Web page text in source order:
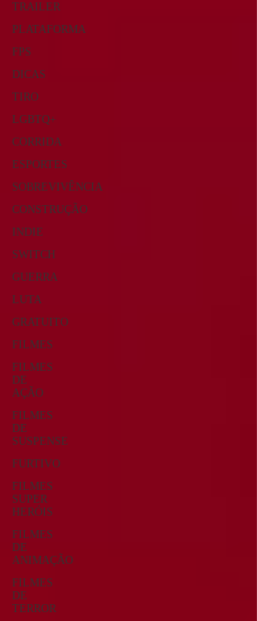
TRAILER
PLATAFORMA
FPS
DICAS
TIRO
LGBTQ+
CORRIDA
ESPORTES
SOBREVIVÊNCIA
CONSTRUÇÃO
INDIE
SWITCH
GUERRA
LUTA
GRATUITO
FILMES
FILMES
DE
AÇÃO
FILMES
DE
SUSPENSE
FURTIVO
FILMES
SUPER
HERÓIS
FILMES
DE
ANIMAÇÃO
FILMES
DE
TERROR